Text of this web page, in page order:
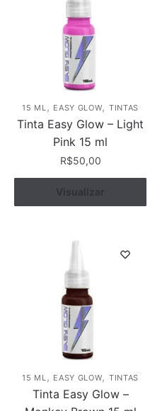
15 ML, EASY GLOW, TINTAS
Tinta Easy Glow – Light
Pink 15 ml
R$50,00
Comprar
Visualizar
15 ML, EASY GLOW, TINTAS
Tinta Easy Glow –